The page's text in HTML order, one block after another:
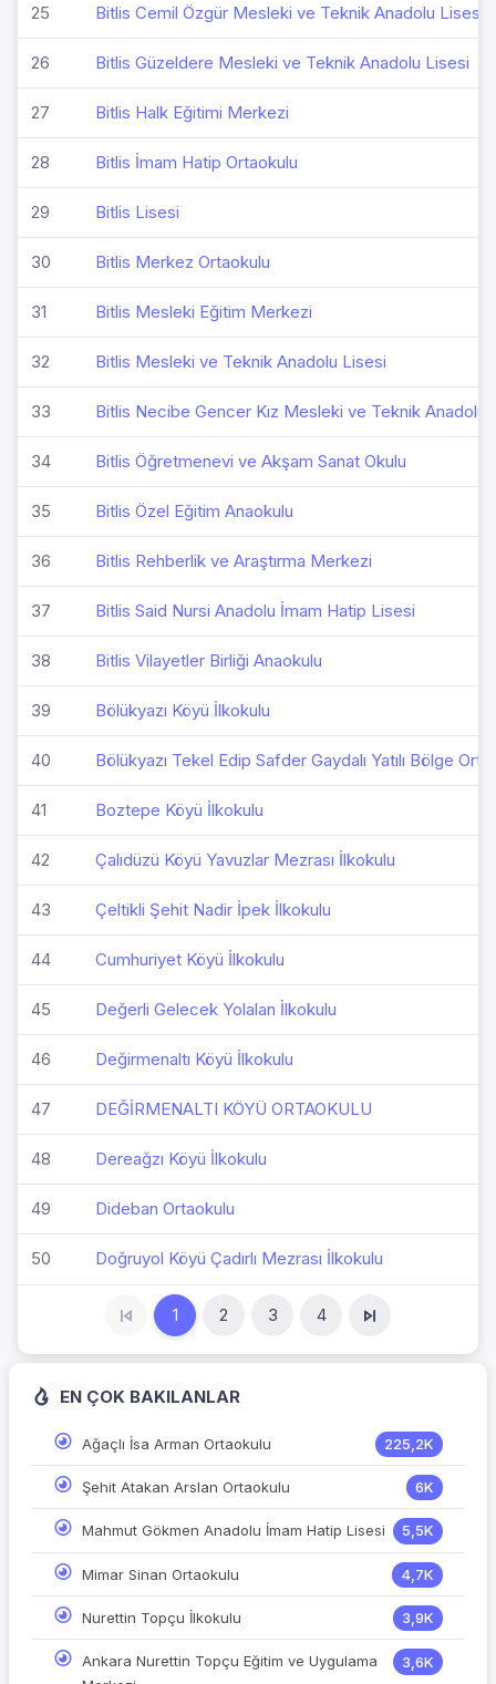
25 Bitlis Cemil Özgür Mesleki ve Teknik Anadolu Lisesi
26 Bitlis Güzeldere Mesleki ve Teknik Anadolu Lisesi
27 Bitlis Halk Eğitimi Merkezi
28 Bitlis İmam Hatip Ortaokulu
29 Bitlis Lisesi
30 Bitlis Merkez Ortaokulu
31 Bitlis Mesleki Eğitim Merkezi
32 Bitlis Mesleki ve Teknik Anadolu Lisesi
33 Bitlis Necibe Gencer Kız Mesleki ve Teknik Anadolu
34 Bitlis Öğretmenevi ve Akşam Sanat Okulu
35 Bitlis Özel Eğitim Anaokulu
36 Bitlis Rehberlik ve Araştırma Merkezi
37 Bitlis Said Nursi Anadolu İmam Hatip Lisesi
38 Bitlis Vilayetler Birliği Anaokulu
39 Bölükyazı Köyü İlkokulu
40 Bölükyazı Tekel Edip Safder Gaydalı Yatılı Bölge
41 Boztepe Köyü İlkokulu
42 Çalıdüzü Köyü Yavuzlar Mezrası İlkokulu
43 Çeltikli Şehit Nadir İpek İlkokulu
44 Cumhuriyet Köyü İlkokulu
45 Değerli Gelecek Yolalan İlkokulu
46 Değirmenaltı Köyü İlkokulu
47 DEĞİRMENALTI KÖYÜ ORTAOKULU
48 Dereağzı Köyü İlkokulu
49 Dideban Ortaokulu
50 Doğruyol Köyü Çadırlı Mezrası İlkokulu
1 2 3 4
EN ÇOK BAKILANLAR
Ağaçlı İsa Arman Ortaokulu 225,2K
Şehit Atakan Arslan Ortaokulu 6K
Mahmut Gökmen Anadolu İmam Hatip Lisesi 5,5K
Mimar Sinan Ortaokulu 4,7K
Nurettin Topçu İlkokulu 3,9K
Ankara Nurettin Topçu Eğitim ve Uygulama
3,6K